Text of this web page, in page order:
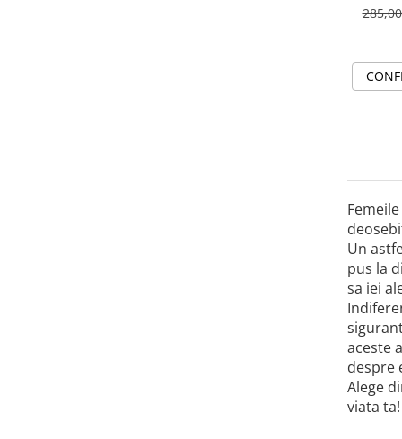
Un
pus la
sa iei
aceste
despre
Alege
viata ta!